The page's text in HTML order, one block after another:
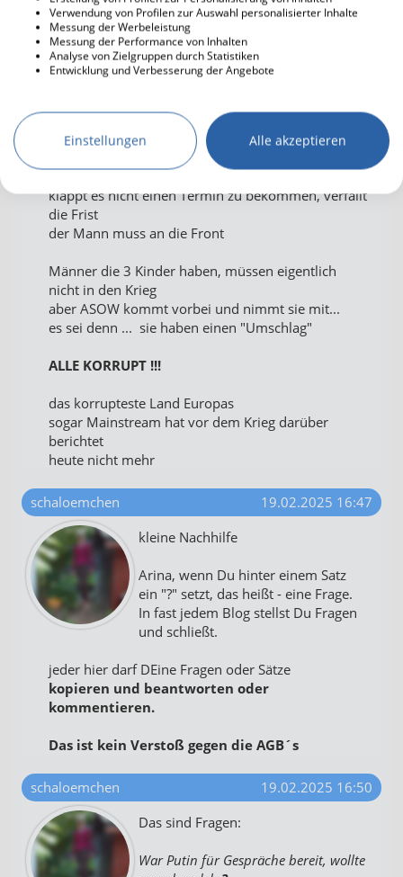
die Männer müssen sich jetzt jede 3 Monate beim
Amt melden
der Beamte kann am Tag nur 20-30 Leute
abarbeiten
wer einen Umschlag mitgebracht hat, bekommt
einen Termin
man kauft sich quasi einen Termin
klappt es nicht einen Termin zu bekommen, verfällt
die Frist
der Mann muss an die Front
Männer die 3 Kinder haben, müssen eigentlich
nicht in den Krieg
aber ASOW kommt vorbei und nimmt sie mit...
es sei denn ... sie haben einen "Umschlag"
ALLE KORRUPT !!!
das korrupteste Land Europas
sogar Mainstream hat vor dem Krieg darüber
berichtet
heute nicht mehr
schaloemchen
19.02.2025 16:47
kleine Nachhilfe
Arina, wenn Du hinter einem Satz
ein "?" setzt, das heißt - eine Frage.
In fast jedem Blog stellst Du Fragen
und schließt.
jeder hier darf DEine Fragen oder Sätze
kopieren und beantworten oder
kommentieren.
Das ist kein Verstoß gegen die AGB´s
schaloemchen
19.02.2025 16:50
Das sind Fragen:
War Putin für Gespräche bereit, wollte
Verwendung von Profilen zur Auswahl personalisierter Inhalte
Messung der Werbeleistung
Messung der Performance von Inhalten
Analyse von Zielgruppen durch Statistiken
Entwicklung und Verbesserung der Angebote
Einstellungen Alle akzeptieren